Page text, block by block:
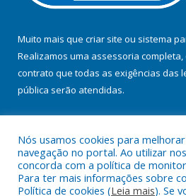
Muito mais que criar site ou sistema
Realizamos uma assessoria
contrato que todas as exigências das
pública serão atendidas.
Nós usamos cookies para
navegação no portal. Ao utilizar
concorda com a política de
Para ter mais informações sobre
Política de cookies (Leia mais). Se